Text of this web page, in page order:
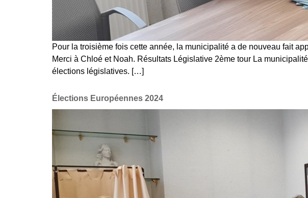
Pour la troisième fois cette année, la municipalité a de nouveau fait
Merci à Chloé et Noah. Résultats Législative 2ème tour La
élections législatives. […]
Élections Européennes 2024